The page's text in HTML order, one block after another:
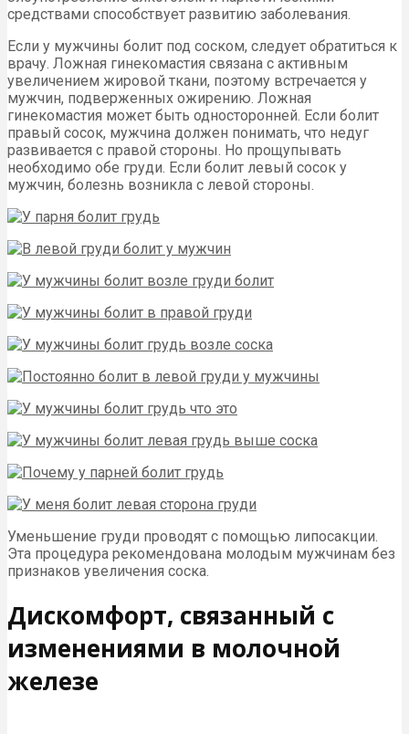
средствами способствует развитию заболевания.
Если у мужчины болит под соском, следует обратиться к
врачу. Ложная гинекомастия связана с активным
увеличением жировой ткани, поэтому встречается у
мужчин, подверженных ожирению. Ложная
гинекомастия может быть односторонней. Если болит
правый сосок, мужчина должен понимать, что недуг
развивается с правой стороны. Но прощупывать
необходимо обе груди. Если болит левый сосок у
мужчин, болезнь возникла с левой стороны.
Уменьшение груди проводят с помощью липосакции.
Эта процедура рекомендована молодым мужчинам без
признаков увеличения соска.
Дискомфорт, связанный с
изменениями в молочной
железе